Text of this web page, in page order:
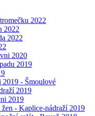
2022
2022
2022
2020
2019
2019 - Šmoulové
2019
2019
- Kaplice-nádraží 2019